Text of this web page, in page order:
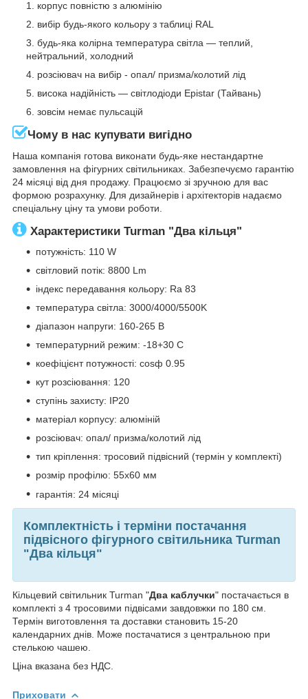
корпус повністю з алюмінію
вибір будь-якого кольору з таблиці RAL
будь-яка колірна температура світла — теплий,
нейтральний, холодний
розсіювач на вибір - опал/ призма/колотий лід
висока надійність — світлодіоди Epistar (Тайвань)
зовсім немає пульсацій
Чому в нас купувати вигідно
Наша компанія готова виконати будь-яке нестандартне
замовлення на фігурних світильниках. Забезпечуємо гарантію
24 місяці від дня продажу. Працюємо зі зручною для вас
формою розрахунку. Для дизайнерів і архітекторів надаємо
спеціальну ціну та умови роботи.
Характеристики Turman "Два кільця"
потужність: 110 W
світловий потік: 8800 Lm
індекс передавання кольору: Ra 83
температура світла: 3000/4000/5500K
діапазон напруги: 160-265 В
температурний режим: -18+30 С
коефіцієнт потужності: cosф 0.95
кут розсіювання: 120
ступінь захисту: IP20
матеріал корпусу: алюміній
розсіювач: опал/ призма/колотий лід
тип кріплення: тросовий підвісний (термін у комплекті)
розмір профілю: 55х60 мм
гарантія: 24 місяці
Комплектність і терміни постачання
підвісного фігурного світильника Turman
"Два кільця"
Кільцевий світильник Turman "Два каблучки" постачається в
комплекті з 4 тросовими підвісами завдовжки по 180 см.
Термін виготовлення та доставки становить 15-20
календарних днів. Може постачатися з центральною при
стелькою чашею.
Ціна вказана без НДС.
Приховати